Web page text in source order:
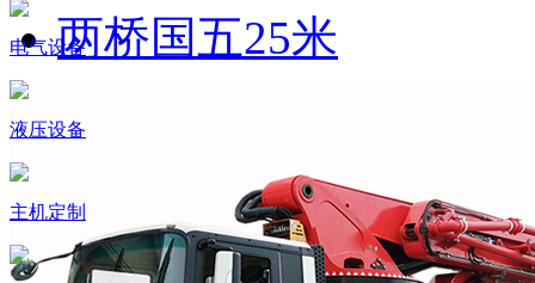
电气设备
液压设备
主机定制
两桥国五25米